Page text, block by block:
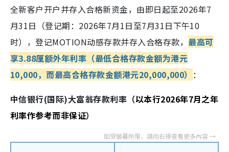
全新客户开户并存入合格新资金，由即日起至2026年7
月31日（登记期：2026年7月1日至7月31日下午10
时），登记MOTION动感存款并存入合格存款， 最高可
享3.88厘额外年利率 （最低合格存款金额为港元
10,000，而最高合格存款金额港元20,000,000） ：
中信银行(国际)大富翁存款利率（以本行2026年7月之年
利率作参考而非保证）